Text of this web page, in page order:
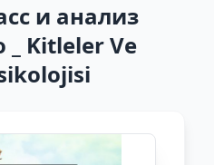
и анализ
_ Kitleler Ve